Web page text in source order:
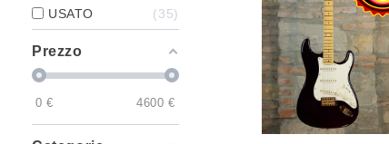
USATO
35
Prezzo
0 € 4600 €